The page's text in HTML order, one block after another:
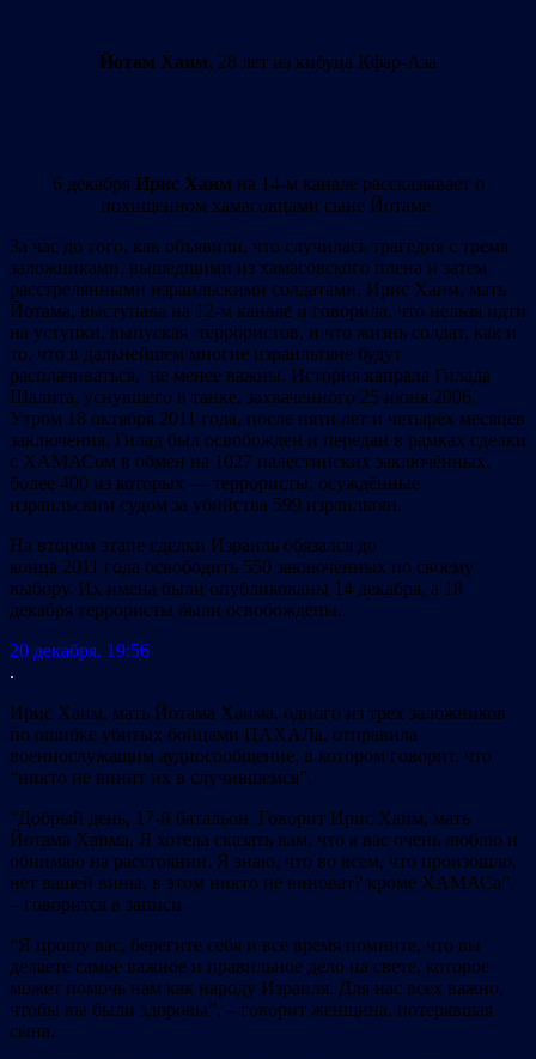
Йотам Хаим, 28 лет из кибуца Кфар-Аза
6 декабря Ирис Хаим на 14-м канале рассказывает о
похищенном хамасовцами сыне Йотаме.
За час до того, как объявили, что случилась трагедия с тремя
заложниками, вышедшими из хамасовского плена и затем
расстрелянными израильскими солдатами, Ирис Хаим, мать
Йотама, выступала на 12-м канале и говорила, что нельзя идти
на уступки, выпуская террористов, и что жизнь солдат, как и
то, что в дальнейшем многие израильтяне будут
расплачиваться, не менее важны. История капрала Гилада
Шалита, уснувшего в танке, захваченного 25 июня 2006.
Утром 18 октября 2011 года, после пяти лет и четырёх месяцев
заключения, Гилад был освобожден и передан в рамках сделки
с ХАМАСом в обмен на 1027 палестинских заключённых,
более 400 из которых — террористы, осуждённые
израильским судом за убийства 599 израильтян.
На втором этапе сделки Израиль обязался до
конца 2011 года освободить 550 заключённых по своему
выбору. Их имена были опубликованы 14 декабря, а 18
декабря террористы были освобождены.
20 декабря, 19:56
.
Ирис Хаим, мать Йотама Хаима, одного из трех заложников
по ошибке убитых бойцами ЦАХАЛа, отправила
военнослужащим аудиосообщение, в котором говорит, что
“никто не винит их в случившемся”.
“Добрый день, 17-й батальон. Говорит Ирис Хаим, мать
Йотама Хаима. Я хотела сказать вам, что я вас очень люблю и
обнимаю на расстоянии. Я знаю, что во всем, что произошло,
нет вашей вины, в этом никто не виноват? кроме ХАМАСа”,
– говорится в записи.
“Я прошу вас, берегите себя и все время помните, что вы
делаете самое важное и правильное дело на свете, которое
может помочь нам как народу Израиля. Для нас всех важно,
чтобы вы были здоровы”, – говорит женщина, потерявшая
сына.